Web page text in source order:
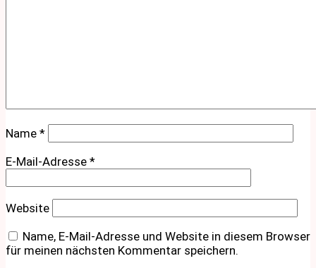
Name *
E-Mail-Adresse *
Website
Name, E-Mail-Adresse und Website in diesem Browser
für meinen nächsten Kommentar speichern.